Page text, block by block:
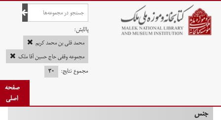
صفحه اصلی
پالایش:
محمد قلی بن محمد کریم
مجموعه وقفی حاج حسین آقا ملک
مجموع نتایج:
۳۰
صفحه
اصلی
جنس